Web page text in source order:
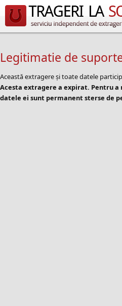
Legitimatie de
Această extragere și toate datele
Acesta extragere a expirat. Pentru
datele ei sunt permanent sterse de